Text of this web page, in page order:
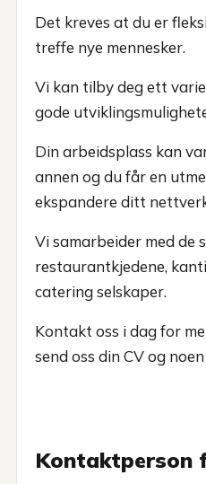
Det kreves at du er
treffe nye mennesker.
Vi kan tilby deg ett
gode
Din arbeidsplass kan
annen og du får en
ekspandere ditt
Vi samarbeider med de
restaurantkjedene,
catering selskaper.
Kontakt oss i dag for
send oss din CV og
Kontaktperson